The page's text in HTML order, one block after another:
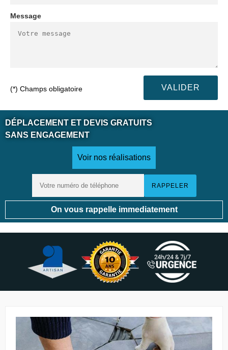
Message
(*) Champs obligatoire
DÉPLACEMENT ET DEVIS GRATUITS
SANS ENGAGEMENT
Voir nos réalisations
On vous rappelle immediatement